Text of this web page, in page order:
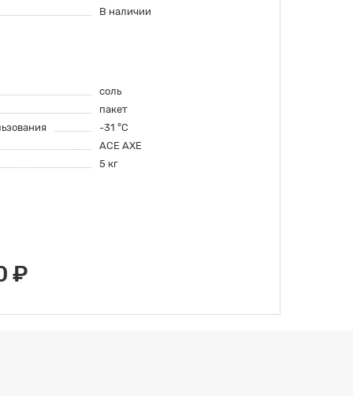
В наличии
соль
пакет
-31 °С
ACE AXE
5 кг
₽